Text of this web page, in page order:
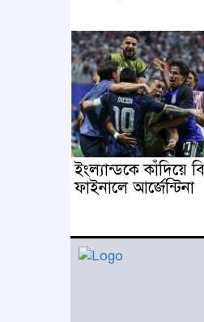
ইংল্যান্ডকে কাঁদিয়ে
ফাইনালে আর্জেন্টিনা